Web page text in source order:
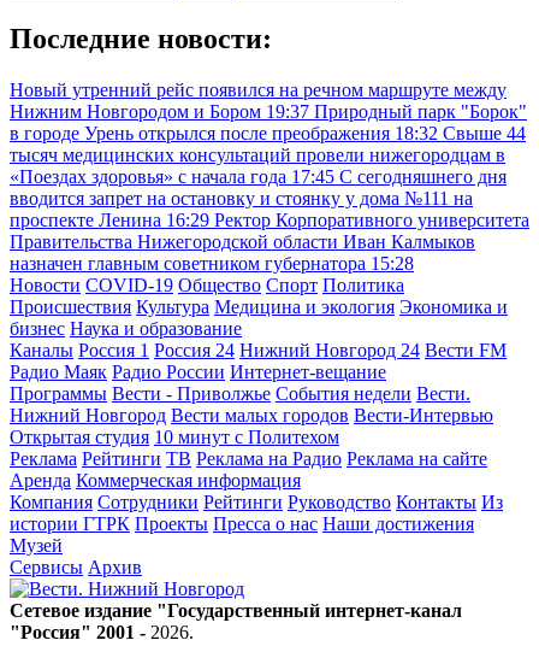
Последние новости:
Новый утренний рейс появился на речном маршруте между
Нижним Новгородом и Бором 19:37 Природный парк "Борок"
в городе Урень открылся после преображения 18:32 Свыше 44
тысяч медицинских консультаций провели нижегородцам в
«Поездах здоровья» с начала года 17:45 С сегодняшнего дня
вводится запрет на остановку и стоянку у дома №111 на
проспекте Ленина 16:29 Ректор Корпоративного университета
Правительства Нижегородской области Иван Калмыков
назначен главным советником губернатора 15:28
Новости COVID-19 Общество Спорт Политика
Происшествия Культура Медицина и экология Экономика и
бизнес Наука и образование
Каналы Россия 1 Россия 24 Нижний Новгород 24 Вести FM
Радио Маяк Радио России Интернет-вещание
Программы Вести - Приволжье События недели Вести.
Нижний Новгород Вести малых городов Вести-Интервью
Открытая студия 10 минут с Политехом
Реклама Рейтинги ТВ Реклама на Радио Реклама на сайте
Аренда Коммерческая информация
Компания Сотрудники Рейтинги Руководство Контакты Из
истории ГТРК Проекты Пресса о нас Наши достижения
Музей
Сервисы Архив
Сетевое издание "Государственный интернет-канал
"Россия" 2001 - 2026.